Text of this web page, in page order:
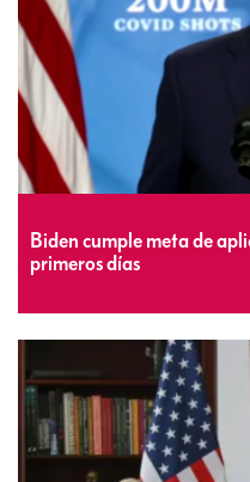
Biden cumple meta de
primeros días